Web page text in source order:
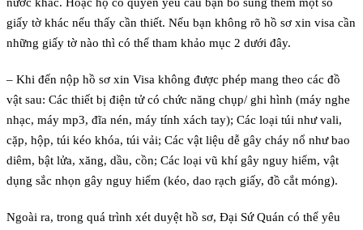
nước khác. Hoặc họ có quyền yêu cầu bạn bổ sung thêm một số
giấy tờ khác nếu thấy cần thiết. Nếu bạn không rõ hồ sơ xin visa cần
những giấy tờ nào thì có thể tham khảo mục 2 dưới đây.
– Khi đến nộp hồ sơ xin Visa không được phép mang theo các đồ
vật sau: Các thiết bị điện tử có chức năng chụp/ ghi hình (máy nghe
nhạc, máy mp3, đĩa nén, máy tính xách tay); Các loại túi như vali,
cặp, hộp, túi kéo khóa, túi vải; Các vật liệu dễ gây cháy nổ như bao
diêm, bật lửa, xăng, dầu, cồn; Các loại vũ khí gây nguy hiểm, vật
dụng sắc nhọn gây nguy hiểm (kéo, dao rạch giấy, đồ cắt móng).
Ngoài ra, trong quá trình xét duyệt hồ sơ, Đại Sứ Quán có thể yêu